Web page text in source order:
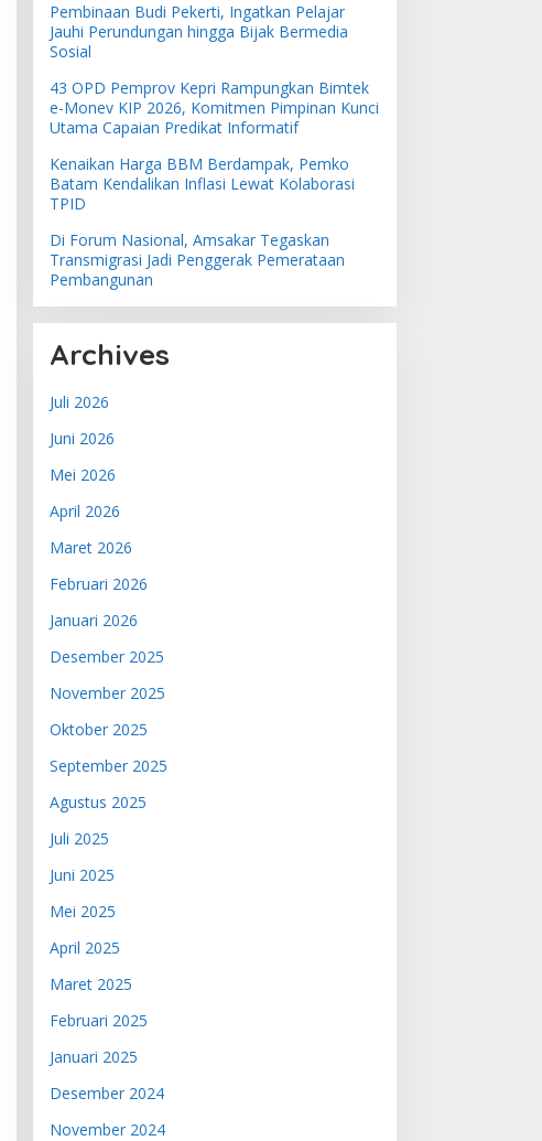
Pembinaan Budi Pekerti, Ingatkan Pelajar
Jauhi Perundungan hingga Bijak Bermedia
Sosial
43 OPD Pemprov Kepri Rampungkan Bimtek
e-Monev KIP 2026, Komitmen Pimpinan Kunci
Utama Capaian Predikat Informatif
Kenaikan Harga BBM Berdampak, Pemko
Batam Kendalikan Inflasi Lewat Kolaborasi
TPID
Di Forum Nasional, Amsakar Tegaskan
Transmigrasi Jadi Penggerak Pemerataan
Pembangunan
Archives
Juli 2026
Juni 2026
Mei 2026
April 2026
Maret 2026
Februari 2026
Januari 2026
Desember 2025
November 2025
Oktober 2025
September 2025
Agustus 2025
Juli 2025
Juni 2025
Mei 2025
April 2025
Maret 2025
Februari 2025
Januari 2025
Desember 2024
November 2024